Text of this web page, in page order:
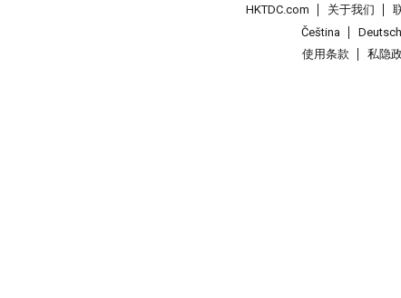
HKTDC.com 关于我们
Čeština
Deutsch
使用条款
私隐